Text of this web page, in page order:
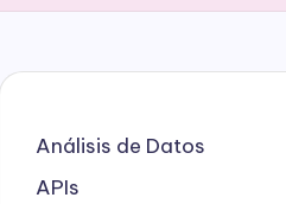
Análisis de Datos
APIs